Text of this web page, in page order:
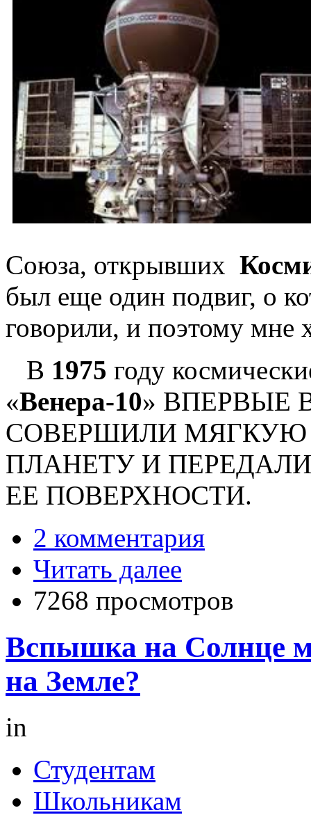
Союза, открывших
был еще один подвиг, о
говорили, и поэтому мне
В 1975 году
«Венера-10» ВПЕРВЫЕ
СОВЕРШИЛИ
ПЛАНЕТУ И
ЕЕ ПОВЕРХНОСТИ.
2 комментария
Читать далее
7268 просмотров
Вспышка на Солнце
на Земле?
in
Студентам
Школьникам